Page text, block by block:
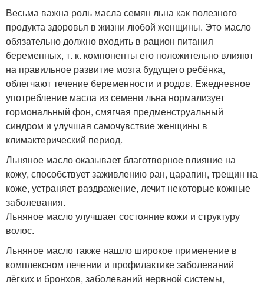
Весьма важна роль масла семян льна как полезного
продукта здоровья в жизни любой женщины. Это масло
обязательно должно входить в рацион питания
беременных, т. к. компоненты его положительно влияют
на правильное развитие мозга будущего ребёнка,
облегчают течение беременности и родов. Ежедневное
употребление масла из семени льна нормализует
гормональный фон, смягчая предменструальный
синдром и улучшая самочувствие женщины в
климактерический период.
Льняное масло оказывает благотворное влияние на
кожу, способствует заживлению ран, царапин, трещин на
коже, устраняет раздражение, лечит некоторые кожные
заболевания.
Льняное масло улучшает состояние кожи и структуру
волос.
Льняное масло также нашло широкое применение в
комплексном лечении и профилактике заболеваний
лёгких и бронхов, заболеваний нервной системы,